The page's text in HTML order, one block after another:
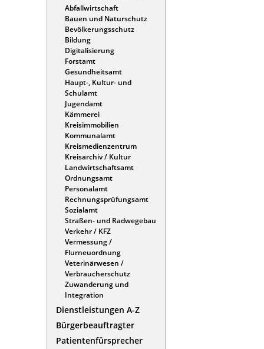
Abfallwirtschaft
Bauen und Naturschutz
Bevölkerungsschutz
Bildung
Digitalisierung
Forstamt
Gesundheitsamt
Haupt-, Kultur- und
Schulamt
Jugendamt
Kämmerei
Kreisimmobilien
Kommunalamt
Kreismedienzentrum
Kreisarchiv / Kultur
Landwirtschaftsamt
Ordnungsamt
Personalamt
Rechnungsprüfungsamt
Sozialamt
Straßen- und Radwegebau
Verkehr / KFZ
Vermessung /
Flurneuordnung
Veterinärwesen /
Verbraucherschutz
Zuwanderung und
Integration
Dienstleistungen A-Z
Bürgerbeauftragter
Patientenfürsprecher